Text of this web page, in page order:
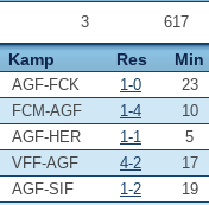
3 617
Kamp Res Min
AGF-FCK 1-0
23
FCM-AGF 1-4
10
AGF-HER 1-1
5
VFF-AGF 4-2
17
AGF-SIF 1-2
19